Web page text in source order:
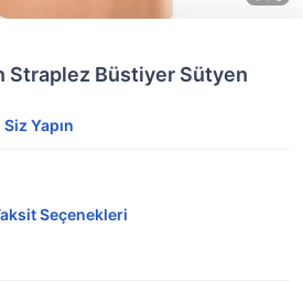
Straplez Büstiyer Sütyen
Yapın
Seçenekleri